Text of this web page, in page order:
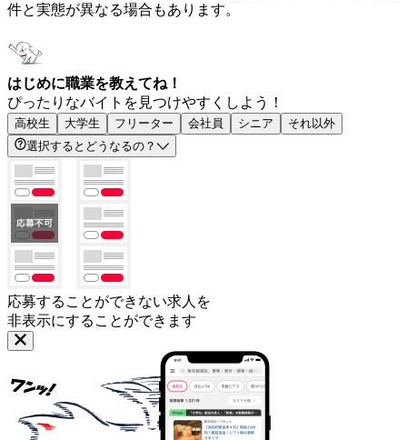
件と実態が異なる場合もあります。
はじめに職業を教えてね！
ぴったりなバイトを見つけやすくしよう！
高校生 大学生 フリーター 会社員 シニア
それ以外
選択するとどうなるの？
応募することができない求人を
非表示にすることができます